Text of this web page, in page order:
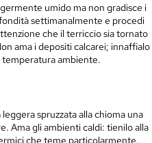
umido ma non gradisce i
settimanalmente e procedi
che il terriccio sia tornato
ama i depositi calcarei; innaffialo
ambiente.
spruzzata alla chioma una
Ama gli ambienti caldi: tienilo alla
che teme particolarmente.